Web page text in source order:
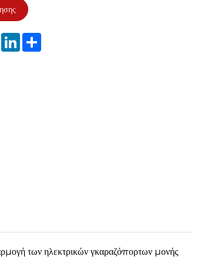
LinkedInShare
των ηλεκτρικών γκαραζόπορτων μονής